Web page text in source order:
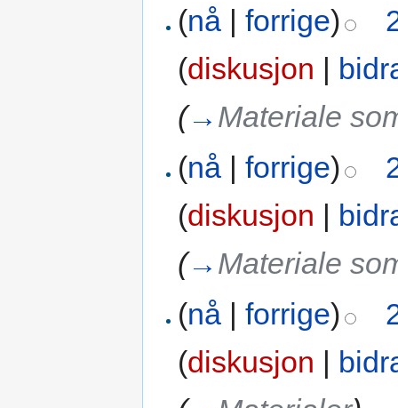
(nå |forrige)
(diskusjon |
(→ Materiale
(nå |forrige)
(diskusjon |
(→ Materiale
(nå |forrige)
(diskusjon